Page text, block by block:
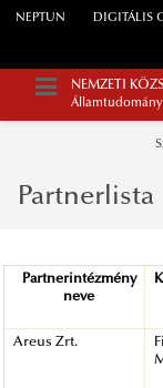
NEPTUN DIGITÁLIS
NEMZETI
Partnerlista
Partnerintézmény
neve
Areus Zrt.